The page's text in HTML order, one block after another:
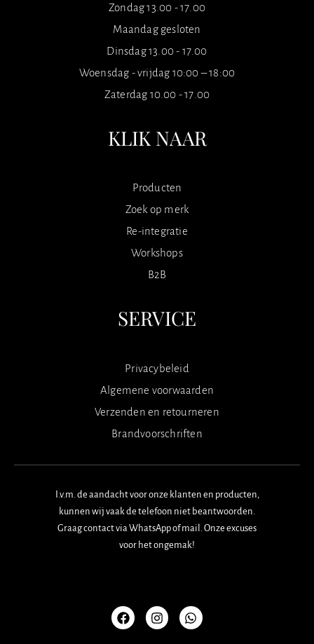
Zondag 13.00 - 17.00
Maandag gesloten
Dinsdag 13.00 - 17.00
Woensdag - vrijdag 10:00 – 18:00
Zaterdag 10.00 - 17.00
KLIK NAAR
Producten
Zoek op merk
Re-integratie
Workshops
B2B
SERVICE
Privacybeleid
Algemene voorwaarden
Verzenden en retourneren
Brandvoorschriften
I.v.m. de aandacht voor onze klanten en producten,
kunnen wij vaak de telefoon niet beantwoorden.
Graag contact via WhatsApp of mail. Onze excuses
voor het ongemak!
a
c
e
n
s
t
h
a
t